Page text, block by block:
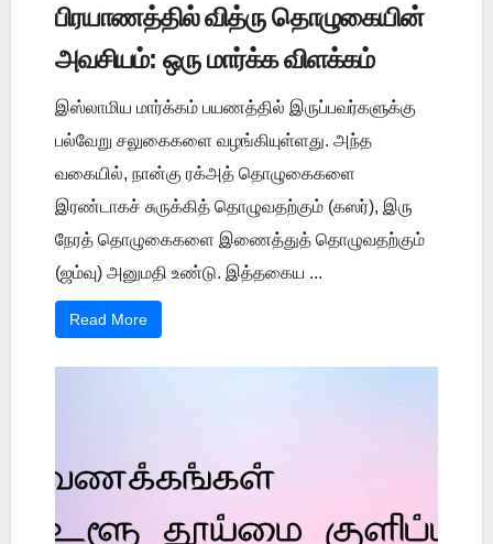
பிரயாணத்தில் வித்ரு தொழுகையின்
அவசியம்: ஒரு மார்க்க விளக்கம்
இஸ்லாமிய மார்க்கம் பயணத்தில் இருப்பவர்களுக்கு
பல்வேறு சலுகைகளை வழங்கியுள்ளது. அந்த
வகையில், நான்கு ரக்அத் தொழுகைகளை
இரண்டாகச் சுருக்கித் தொழுவதற்கும் (கஸர்), இரு
நேரத் தொழுகைகளை இணைத்துத் தொழுவதற்கும்
(ஜம்வு) அனுமதி உண்டு. இத்தகைய ...
Read More